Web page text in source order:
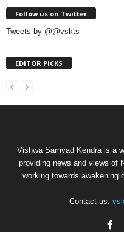
Follow us on Twitter
Tweets by @@vskts
EDITOR PICKS
Vishwa Samvad Kendra is a
providing news and views of
working towards awakening
Contact us: